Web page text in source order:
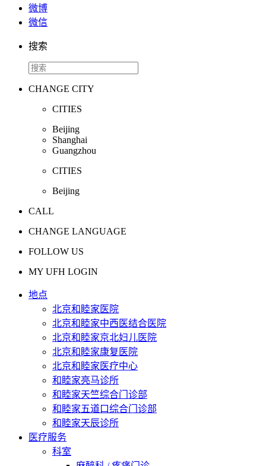
微博
微信
搜索
CHANGE CITY
CITIES
Beijing
Shanghai
Guangzhou
CITIES
Beijing
CALL
CHANGE LANGUAGE
FOLLOW US
MY UFH LOGIN
地点
北京和睦家医院
北京和睦家中西医结合医院
北京和睦家京北妇儿医院
北京和睦家康复医院
北京和睦家医疗中心
和睦家亮马诊所
和睦家天竺综合门诊部
和睦家五道口综合门诊部
和睦家天辰诊所
医疗服务
科室